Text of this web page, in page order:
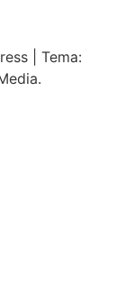
Tema: